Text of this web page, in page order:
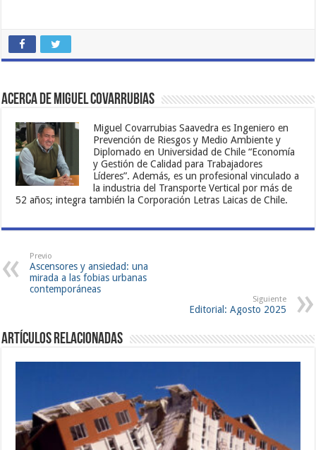
Acerca de Miguel Covarrubias
Miguel Covarrubias Saavedra es Ingeniero en
Prevención de Riesgos y Medio Ambiente y
Diplomado en Universidad de Chile “Economía
y Gestión de Calidad para Trabajadores
Líderes”. Además, es un profesional vinculado a
la industria del Transporte Vertical por más de
52 años; integra también la Corporación Letras Laicas de Chile.
Previo
Ascensores y ansiedad: una
mirada a las fobias urbanas
contemporáneas
Siguiente
Editorial: Agosto 2025
Artículos Relacionadas